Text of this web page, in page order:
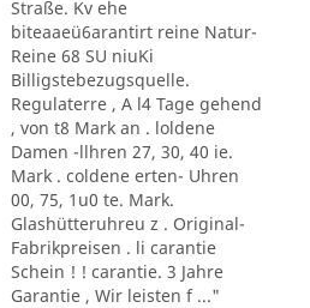
Straße. Kv ehe
biteaaeü6arantirt reine Natur-
Reine 68 SU niuKi
Billigstebezugsquelle.
Regulaterre , A l4 Tage gehend
, von t8 Mark an . loldene
Damen -llhren 27, 30, 40 ie.
Mark . coldene erten- Uhren
00, 75, 1u0 te. Mark.
Glashütteruhreu z . Original-
Fabrikpreisen . li carantie
Schein ! ! carantie. 3 Jahre
Garantie , Wir leisten f ..."